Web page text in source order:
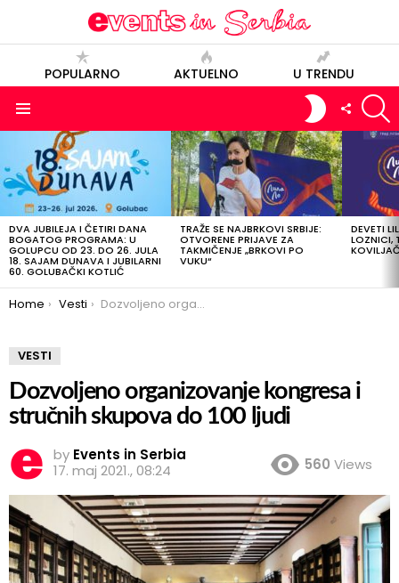
POPULARNO AKTUELNO U TRENDU
SWITCH
SKIN
FOLLOW
US
POSLEDNJE
OBJAVE
DVA JUBILEJA I ČETIRI DANA
BOGATOG PROGRAMA: U
GOLUPCU OD 23. DO 26. JULA
18. SAJAM DUNAVA I JUBILARNI
60. GOLUBAČKI KOTLIĆ
TRAŽE SE NAJBRKOVI SRBIJE:
OTVORENE PRIJAVE ZA
TAKMIČENJE „BRKOVI PO
VUKU“
DEVETI
LOZNICI,
You are here:
Home Vesti Dozvoljeno organizovanje kongresa i stručnih skupova do 100 ljudi
VESTI
Dozvoljeno organizovanje kongresa i
stručnih skupova do 100 ljudi
by Events in Serbia
17. maj 2021., 08:24
560 Views